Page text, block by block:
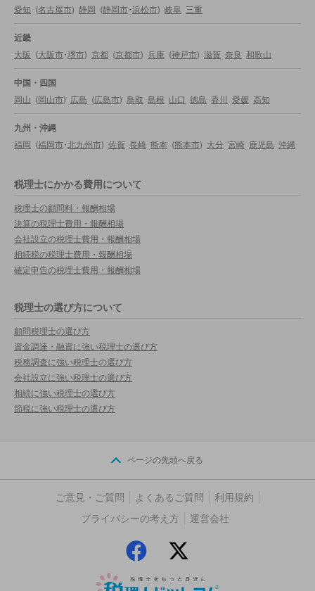
愛知 (名古屋市) 静岡 (静岡市・浜松市) 岐阜 三重
近畿
大阪 (大阪市・堺市) 京都 (京都市) 兵庫 (神戸市) 滋賀 奈良 和歌山
中国・四国
岡山 (岡山市) 広島 (広島市) 鳥取 島根 山口 徳島 香川 愛媛 高知
九州・沖縄
福岡 (福岡市・北九州市) 佐賀 長崎 熊本 (熊本市) 大分 宮崎 鹿児島 沖縄
税理士にかかる費用について
税理士の顧問料・報酬相場
決算の税理士費用・報酬相場
会社設立の税理士費用・報酬相場
相続税の税理士費用・報酬相場
確定申告の税理士費用・報酬相場
税理士の選び方について
顧問税理士の選び方
資金調達・融資に強い税理士の選び方
税務調査に強い税理士の選び方
会社設立に強い税理士の選び方
相続に強い税理士の選び方
節税に強い税理士の選び方
ページの先頭へ戻る
ご意見・ご質問 よくあるご質問
利用規約
プライバシーの考え方
運営会社